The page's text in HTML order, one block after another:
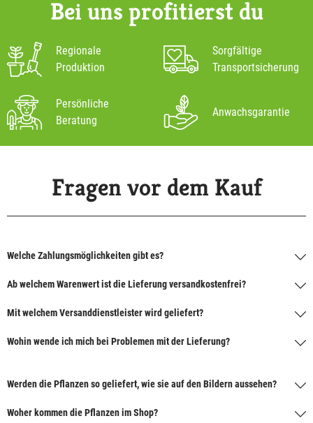
Bei uns profitierst du
Regionale
Produktion
Sorgfältige
Transportsicherung
Persönliche
Beratung
Anwachsgarantie
Fragen vor dem Kauf
Welche Zahlungsmöglichkeiten gibt es?
Ab welchem Warenwert ist die Lieferung versandkostenfrei?
Mit welchem Versanddienstleister wird geliefert?
Wohin wende ich mich bei Problemen mit der Lieferung?
Werden die Pflanzen so geliefert, wie sie auf den Bildern aussehen?
Woher kommen die Pflanzen im Shop?